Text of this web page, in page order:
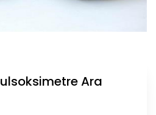
Ara